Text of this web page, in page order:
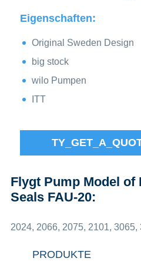
Eigenschaften:
Original Sweden Design
big stock
wilo Pumpen
ITT
Flygt Pump Model of
Seals FAU-20:
2024, 2066, 2075, 2101, 3065,
PRODUKTE